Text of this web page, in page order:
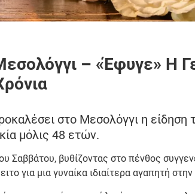
– «Έφυγε» Η
στο Μεσολόγγι η είδηση
μόλις 48 ετών.
Σαββάτου, βυθίζοντας στο πένθος
για μια γυναίκα ιδιαίτερα αγαπητή στην